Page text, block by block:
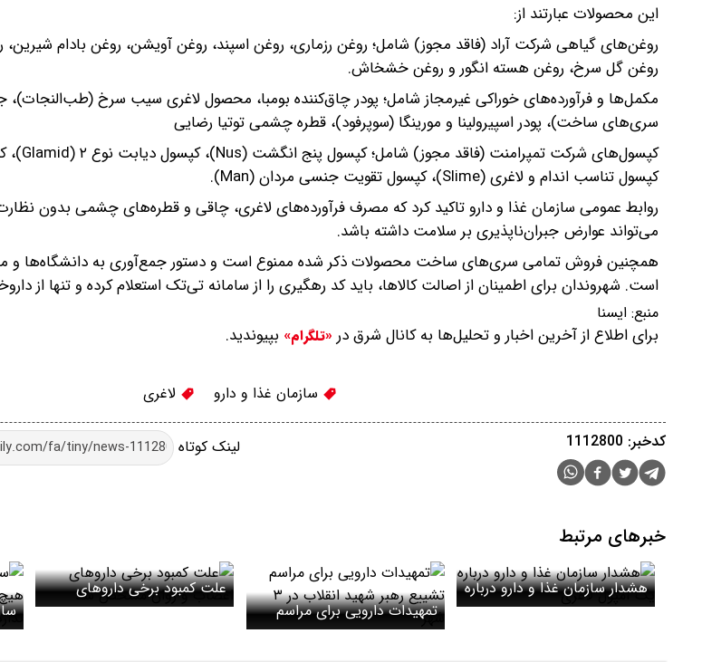
این محصولات عبارتند از:
روغن‌های گیاهی شرکت آراد (فاقد مجوز) شامل؛ روغن رزماری، روغن اسپند، روغن آویشن، روغن بادام شیرین،
روغن گل سرخ، روغن هسته انگور و روغن خشخاش.
مکمل‌ها و فرآورده‌های خوراکی غیرمجاز شامل؛ پودر چاق‌کننده بومبا، محصول لاغری سیب سرخ (طب‌النجات)،
سری‌های ساخت)، پودر اسپیرولینا و مورینگا (سوپرفود)، قطره چشمی توتیا رضایی
کپسول تناسب اندام و لاغری (Slime)، کپسول تقویت جنسی مردان (Man).
روابط عمومی سازمان غذا و دارو تاکید کرد که مصرف فرآورده‌های لاغری، چاقی و قطره‌های چشمی بدون
می‌تواند عوارض جبران‌ناپذیری بر سلامت داشته باشد.
همچنین فروش تمامی سری‌های ساخت محصولات ذکر شده ممنوع است و دستور جمع‌آوری به دانشگاه‌ها و
است. شهروندان برای اطمینان از اصالت کالاها، باید کد رهگیری را از سامانه تی‌تک استعلام کرده و تنها از
منبع: ايسنا
برای اطلاع از آخرین اخبار و تحلیل‌ها به کانال شرق در «تلگرام» بپیوندید.
سازمان غذا و دارو لاغری
لینک کوتاه کدخبر: 1112800
خبرهای مرتبط
هشدار سازمان غذا و دارو درباره
یک آمپول لاغری
تمهیدات دارویی برای مراسم
تشییع رهبر شهید انقلاب در ۳
علت کمبود برخی داروهای
اعصاب و روان مشخص شد